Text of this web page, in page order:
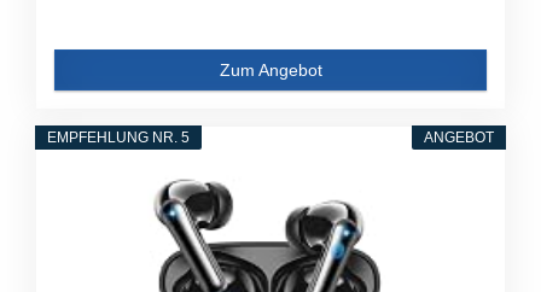
Zum Angebot
ANGEBOT
EMPFEHLUNG NR. 5